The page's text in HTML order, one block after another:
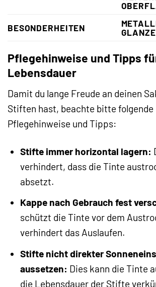
BESONDERHEITEN
Pflegehinweise und Tipps
Lebensdauer
Damit du lange Freude an deinen
Stiften hast, beachte bitte folgende
Pflegehinweise und Tipps:
Stifte immer horizontal lagern:
verhindert, dass die Tinte
absetzt.
Kappe nach Gebrauch fest
schützt die Tinte vor dem
verhindert das Auslaufen.
Stifte nicht direkter
aussetzen: Dies kann die Tinte
die Lebensdauer der Stifte